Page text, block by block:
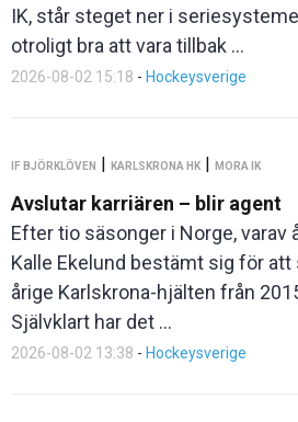
IK, står steget ner i
otroligt bra att vara tillbak ...
2026-08-02 15:18 - Hockeysverige
IF BJÖRKLÖVEN | KARLSKRONA HK | MORA IK
Avslutar karriären – blir agent
Efter tio säsonger i Norge, varav
Kalle Ekelund bestämt sig för att
årige Karlskrona-hjälten från
Självklart har det ...
2026-08-02 13:38 - Hockeysverige